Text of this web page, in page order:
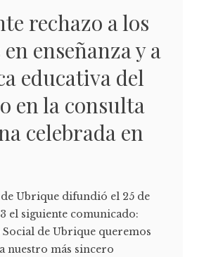
rechazo a los
enseñanza y a
educativa del
en la consulta
celebrada en
Ubrique difundió el 25 de
el siguiente comunicado:
Social de Ubrique queremos
nuestro más sincero